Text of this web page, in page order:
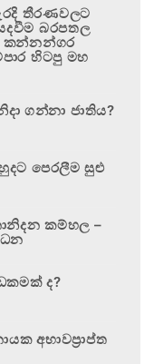
තීරණවලට
බරපතල
කන්නන්ගර
හිටපු මහ
ගන්නා ජාතිය?
පෙරලීම සුළු
කම්හල –
ද?
අභාවප්‍රාප්ත